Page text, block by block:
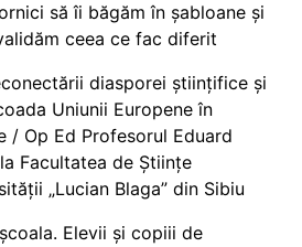
să îi băgăm în șabloane și
ceea ce fac diferit
diasporei științifice și
Uniunii Europene în
/ Op Ed Profesorul Eduard
Facultatea de Științe
„Lucian Blaga” din Sibiu
Elevii și copiii de